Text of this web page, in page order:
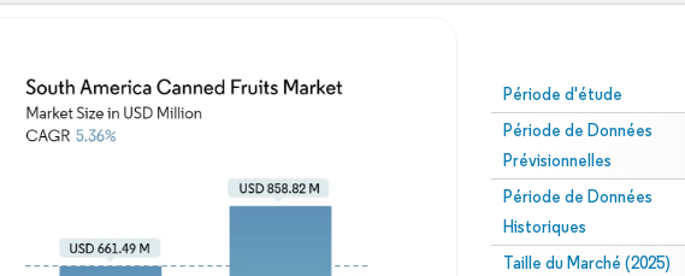
Période d'étude
Période de Données
Prévisionnelles
Période de Données
Historiques
Taille du Marché (2025)